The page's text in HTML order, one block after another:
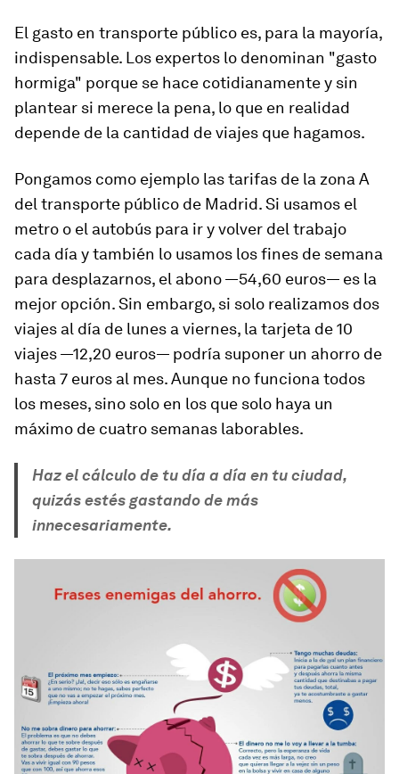
El gasto en transporte público es, para la mayoría,
indispensable. Los expertos lo denominan "gasto
hormiga" porque se hace cotidianamente y sin
plantear si merece la pena, lo que en realidad
depende de la cantidad de viajes que hagamos.
Pongamos como ejemplo las tarifas de la zona A
del transporte público de Madrid. Si usamos el
metro o el autobús para ir y volver del trabajo
cada día y también lo usamos los fines de semana
para desplazarnos, el abono —54,60 euros— es la
mejor opción. Sin embargo, si solo realizamos dos
viajes al día de lunes a viernes, la tarjeta de 10
viajes —12,20 euros— podría suponer un ahorro de
hasta 7 euros al mes. Aunque no funciona todos
los meses, sino solo en los que solo haya un
máximo de cuatro semanas laborables.
Haz el cálculo de tu día a día en tu ciudad,
quizás estés gastando de más
innecesariamente.